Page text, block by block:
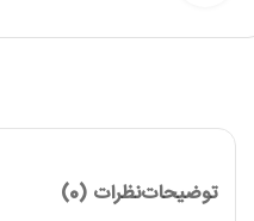
توضیحاتنظرات (0)